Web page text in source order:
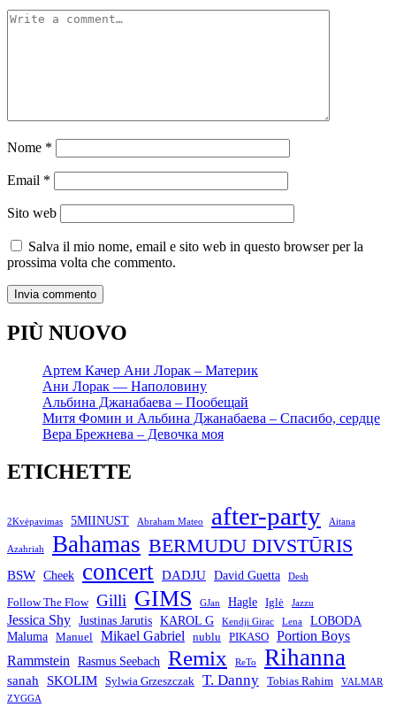
Nome *
Email *
Sito web
Salva il mio nome, email e sito web in questo browser per la
prossima volta che commento.
PIÙ NUOVO
Артем Качер Ани Лорак – Материк
Ани Лорак — Наполовину
Альбина Джанабаева – Пообещай
Митя Фомин и Альбина Джанабаева – Спасибо, сердце
Вера Брежнева – Девочка моя
ETICHETTE
2Kvėpavimas 5MIINUST Abraham Mateo after-party Aitana
Azahriah Bahamas BERMUDU DIVSTŪRIS
BSW Cheek concert DADJU David Guetta Desh
Follow The Flow Gilli GIMS GJan Hagle Iglė Jazzu
Jessica Shy Justinas Jarutis KAROL G Kendji Girac Lena LOBODA
Maluma Manuel Mikael Gabriel nublu PIKASO
Portion Boys
Rammstein
Rasmus Seebach Remix ReTo Rihanna
sanah SKOLIM Sylwia Grzeszczak T. Danny Tobias Rahim VALMAR
ZYGGA